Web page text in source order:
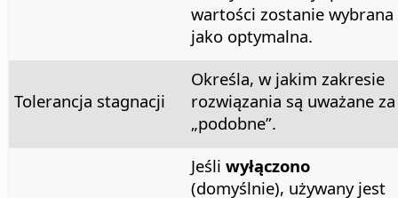
wartości zostanie wybrana
jako optymalna.
Tolerancja stagnacji
Określa, w jakim zakresie
rozwiązania są uważane za
„podobne”.
Jeśli wyłączono
(domyślnie), używany jest